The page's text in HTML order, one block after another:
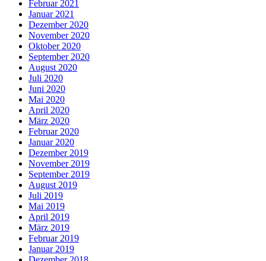
Februar 2021
Januar 2021
Dezember 2020
November 2020
Oktober 2020
September 2020
August 2020
Juli 2020
Juni 2020
Mai 2020
April 2020
März 2020
Februar 2020
Januar 2020
Dezember 2019
November 2019
September 2019
August 2019
Juli 2019
Mai 2019
April 2019
März 2019
Februar 2019
Januar 2019